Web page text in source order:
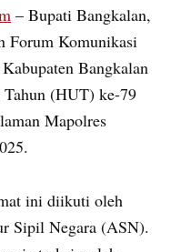
– Bupati Bangkalan,
Forum Komunikasi
Bangkalan
(HUT) ke-79
Mapolres
ini diikuti oleh
Sipil Negara (ASN).